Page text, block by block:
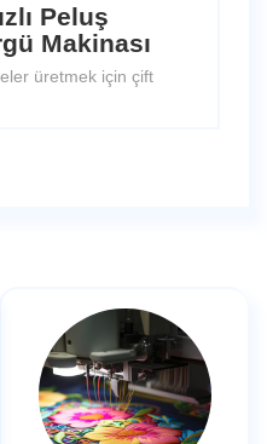
Peluş
Makinası
üretmek için çift